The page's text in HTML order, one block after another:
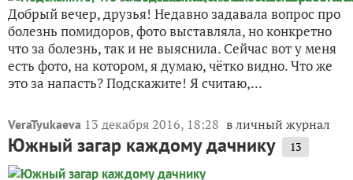
Добрый вечер, друзья! Недавно задавала вопрос про
болезнь помидоров, фото выставляла, но конкретно
что за болезнь, так и не выяснила. Сейчас вот у меня
есть фото, на котором, я думаю, чётко видно. Что же
это за напасть? Подскажите! Я считаю,...
VeraTyukaeva 13 декабря 2016, 18:28 в личный журнал
Южный загар каждому дачнику 13